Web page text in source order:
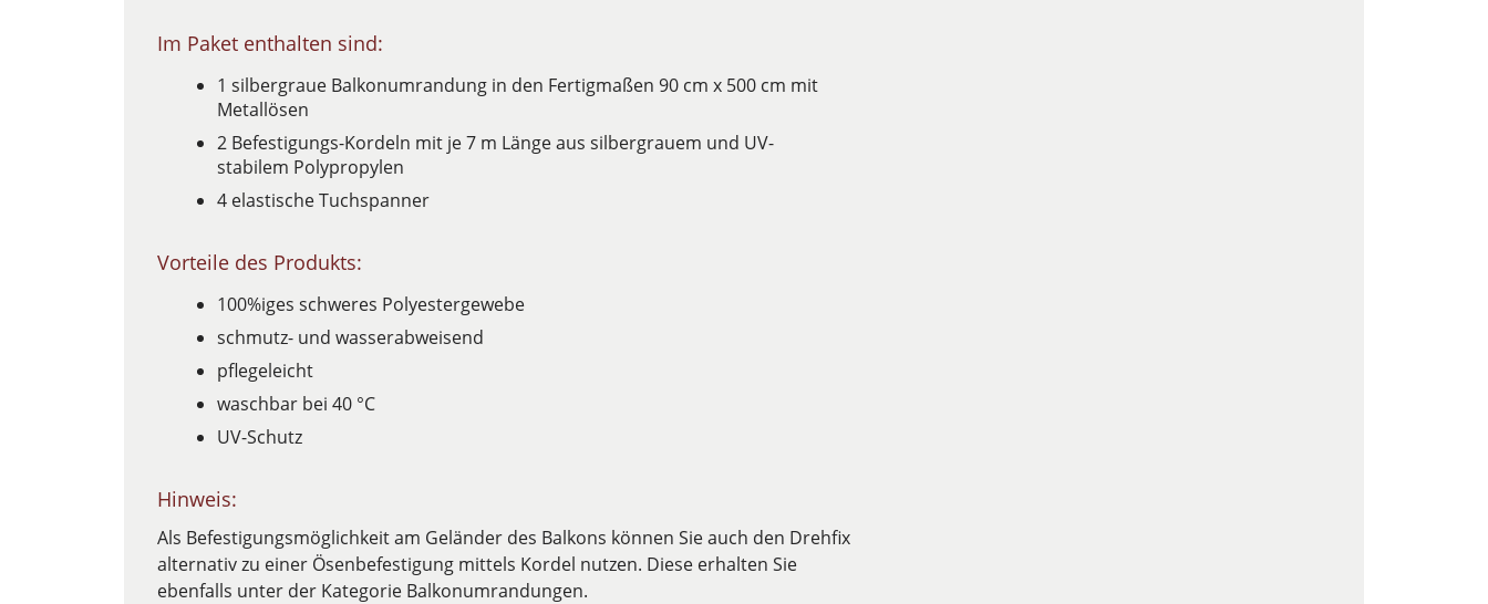
Im Paket enthalten sind:
1 silbergraue Balkonumrandung in den Fertigmaßen 90 cm x 500 cm mit
Metallösen
2 Befestigungs-Kordeln mit je 7 m Länge aus silbergrauem und UV-
stabilem Polypropylen
4 elastische Tuchspanner
Vorteile des Produkts:
100%iges schweres Polyestergewebe
schmutz- und wasserabweisend
pflegeleicht
waschbar bei 40 °C
UV-Schutz
Hinweis:
Als Befestigungsmöglichkeit am Geländer des Balkons können Sie auch den Drehfix
alternativ zu einer Ösenbefestigung mittels Kordel nutzen. Diese erhalten Sie
ebenfalls unter der Kategorie Balkonumrandungen.